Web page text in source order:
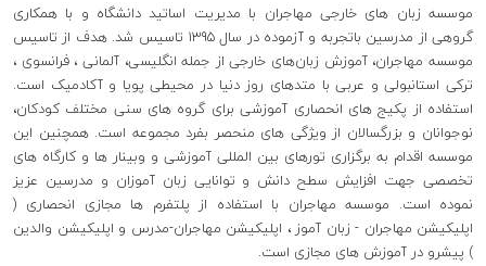
موسسه زبان های خارجی مهاجران با مدیریت اساتید دانشگاه و با همکاری
گروهی از مدرسین باتجربه و آزموده در سال 1395 تاسیس شد. هدف از تاسیس
موسسه مهاجران، آموزش زبان‌های خارجی از جمله انگلیسی، آلمانی ، فرانسوی ،
ترکی استانبولی و عربی با متدهای روز دنیا در محیطی پویا و آکادمیک است.
استفاده از پکیج های انحصاری آموزشی برای گروه های سنی مختلف کودکان،
نوجوانان و بزرگسالان از ویژگی های منحصر بفرد مجموعه است. همچنین این
موسسه اقدام به برگزاری تورهای بین المللی آموزشی و وبینار ها و کارگاه های
تخصصی جهت افزایش سطح دانش و توانایی زبان آموزان و مدرسین عزیز
نموده است. موسسه مهاجران با استفاده از پلتفرم ها مجازی انحصاری (
اپلیکیشن مهاجران - زبان آموز ، اپلیکیشن مهاجران-مدرس و اپلیکیشن والدین
) پیشرو در آموزش های مجازی است.